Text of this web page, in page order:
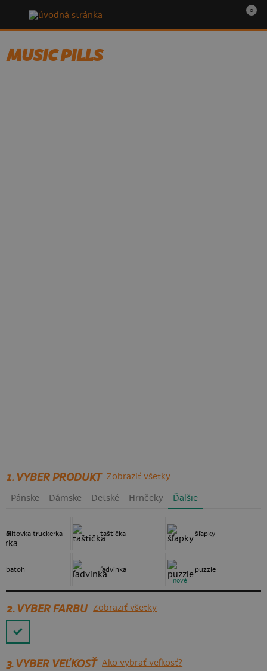
0
MUSIC PILLS
1. VYBER PRODUKT Zobraziť všetky
Pánske Dámske Detské Hrnčeky Ďalšie
šiltovka truckerka
batoh
taštička
ľadvinka
šľapky
puzzle
nové
2. VYBER FARBU Zobraziť všetky
3.VYBER VEĽKOSŤ Ako vybrať veľkosť?